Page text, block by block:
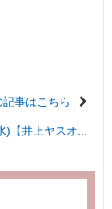
記事はこちら
【井上ヤスオ...